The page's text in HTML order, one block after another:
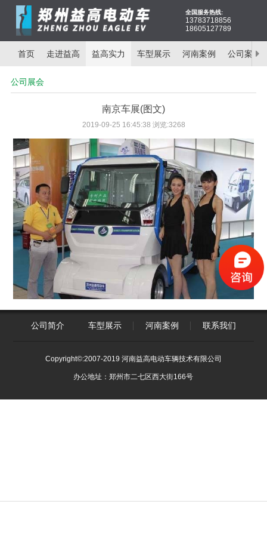
全国服务热线:
13783718856
18605127789
首页 走进益高 益高实力 车型展示 河南案例 公司案例
公司展会
南京车展(图文)
2019-09-25 16:45:38 浏览:3268
公司简介 车型展示 河南案例 联系我们
Copyright©:2007-2019 河南益高电动车辆技术有限公司
办公地址：郑州市二七区西大街166号